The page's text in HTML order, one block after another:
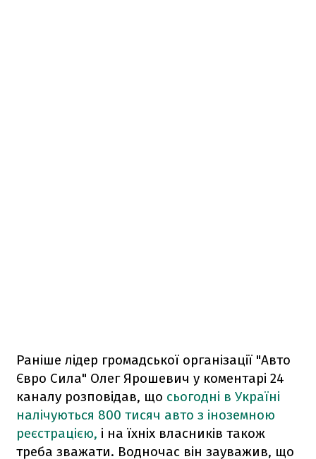
Раніше лідер громадської організації "Авто
Євро Сила" Олег Ярошевич у коментарі 24
каналу розповідав, що сьогодні в Україні
налічуються 800 тисяч авто з іноземною
реєстрацією, і на їхніх власників також
треба зважати. Водночас він зауважив, що